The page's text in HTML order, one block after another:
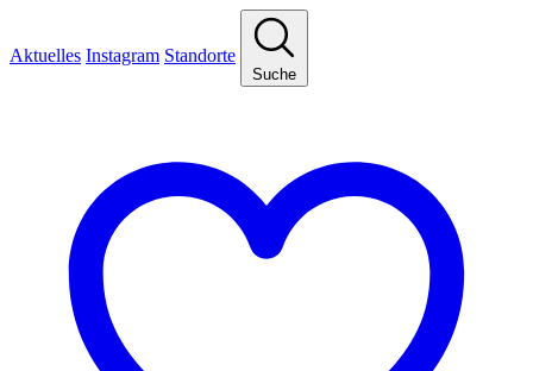
Aktuelles Instagram Standorte
Suche